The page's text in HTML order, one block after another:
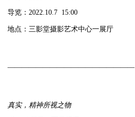
导览：2022.10.7 15:00
地点：三影堂摄影艺术中心一展厅
——————————————————
真实，精神所视之物